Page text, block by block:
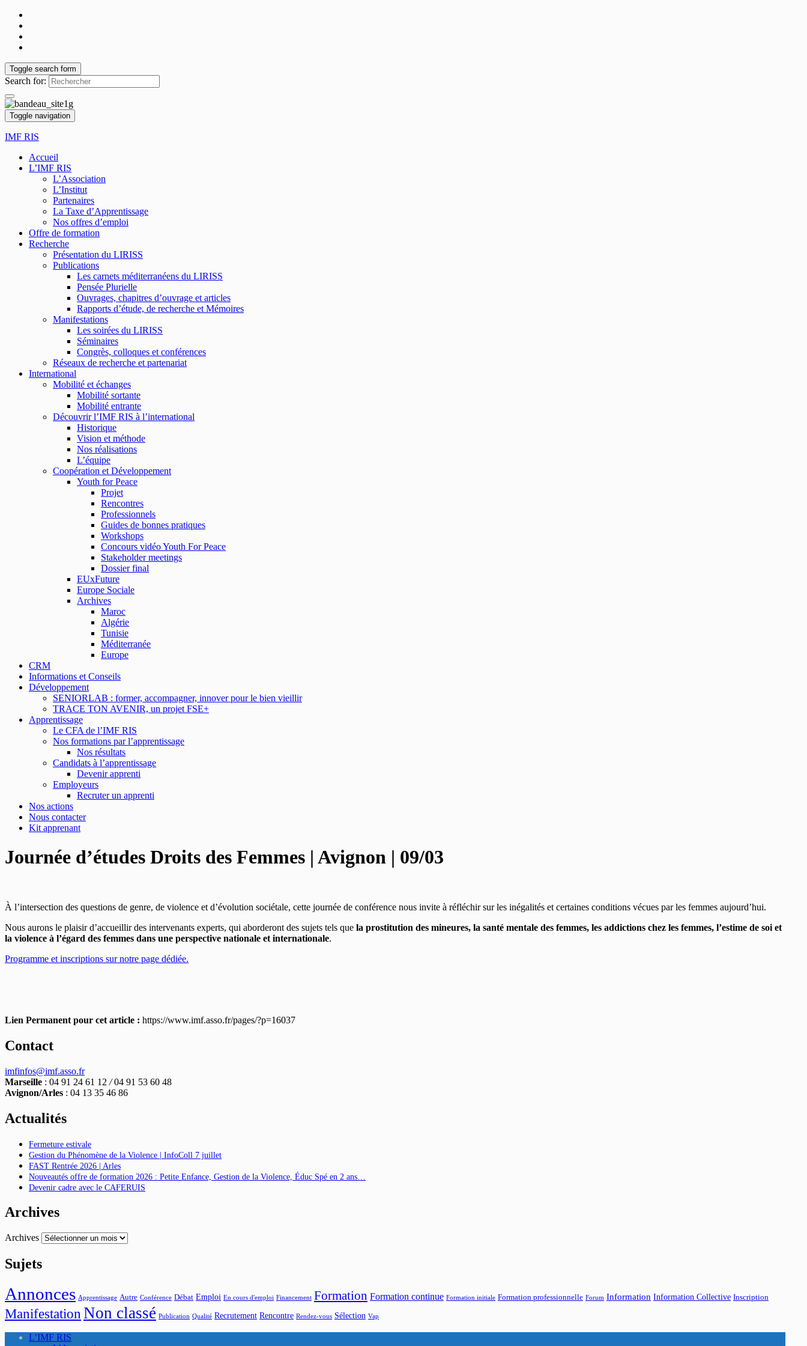
Toggle search form
Search for:
Toggle navigation
IMF RIS
Accueil
L’IMF RIS
L’Association
L’Institut
Partenaires
La Taxe d’Apprentissage
Nos offres d’emploi
Offre de formation
Recherche
Présentation du LIRISS
Publications
Les carnets méditerranéens du LIRISS
Pensée Plurielle
Ouvrages, chapitres d’ouvrage et articles
Rapports d’étude, de recherche et Mémoires
Manifestations
Les soirées du LIRISS
Séminaires
Congrès, colloques et conférences
Réseaux de recherche et partenariat
International
Mobilité et échanges
Mobilité sortante
Mobilité entrante
Découvrir l’IMF RIS à l’international
Historique
Vision et méthode
Nos réalisations
L’équipe
Coopération et Développement
Youth for Peace
Projet
Rencontres
Professionnels
Guides de bonnes pratiques
Workshops
Concours vidéo Youth For Peace
Stakeholder meetings
Dossier final
EUxFuture
Europe Sociale
Archives
Maroc
Algérie
Tunisie
Méditerranée
Europe
CRM
Informations et Conseils
Développement
SENIORLAB : former, accompagner, innover pour le bien vieillir
TRACE TON AVENIR, un projet FSE+
Apprentissage
Le CFA de l’IMF RIS
Nos formations par l’apprentissage
Nos résultats
Candidats à l’apprentissage
Devenir apprenti
Employeurs
Recruter un apprenti
Nos actions
Nous contacter
Kit apprenant
Journée d’études Droits des Femmes | Avignon | 09/03
À l’intersection des questions de genre, de violence et d’évolution sociétale, cette journée de conférence nous invite à réfléchir sur les inégalités et certaines conditions vécues par les femmes aujourd’hui.
Nous aurons le plaisir d’accueillir des intervenants experts, qui aborderont des sujets tels que la prostitution des mineures, la santé mentale des femmes, les addictions chez les femmes, l’estime de soi et
la violence à l’égard des femmes dans une perspective nationale et internationale.
Programme et inscriptions sur notre page dédiée.
Lien Permanent pour cet article : https://www.imf.asso.fr/pages/?p=16037
Contact
imfinfos@imf.asso.fr
Marseille : 04 91 24 61 12 /04 91 53 60 48
Avignon/Arles : 04 13 35 46 86
Actualités
Fermeture estivale
Gestion du Phénomène de la Violence | InfoColl 7 juillet
FAST Rentrée 2026 | Arles
Nouveautés offre de formation 2026 : Petite Enfance, Gestion de la Violence, Éduc Spé en 2 ans…
Devenir cadre avec le CAFERUIS
Archives
Archives
Sujets
Annonces Apprentissage Autre Conférence Débat Emploi En cours d'emploi Financement Formation Formation continue Formation initiale Formation professionnelle Forum Information Information Collective Inscription
Manifestation Non classé Publication Qualité Recrutement Rencontre Rendez-vous Sélection Vap
L’IMF RIS